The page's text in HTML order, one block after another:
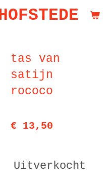
tas van
satijn
rococo
€ 13,50
Uitverkocht